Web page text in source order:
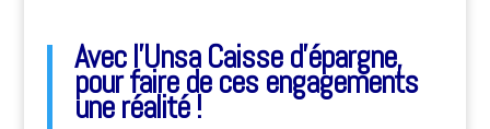
Avec l’Unsa Caisse d’épargne,
pour faire de ces engagements
une réalité !